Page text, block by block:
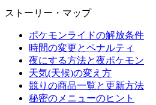
ストーリー・マップ
ポケモンライドの解放条件
時間の変更とペナルティ
夜にする方法と夜ポケモン
天気(天候)の変え方
競りの商品一覧と更新方法
秘密のメニューのヒント